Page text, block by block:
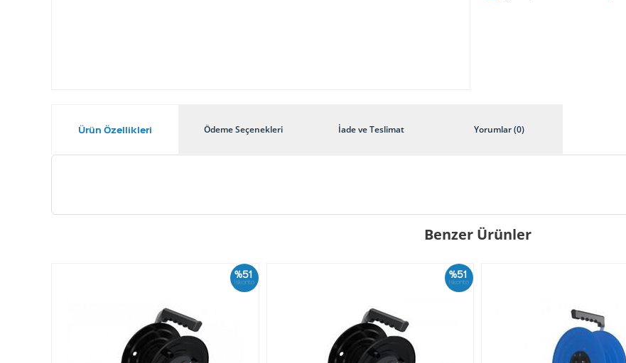
Ürün Özellikleri Ödeme Seçenekleri İade ve Teslimat Yorumlar (0)
Benzer Ürünler
%51
İskonto
%51
İskonto